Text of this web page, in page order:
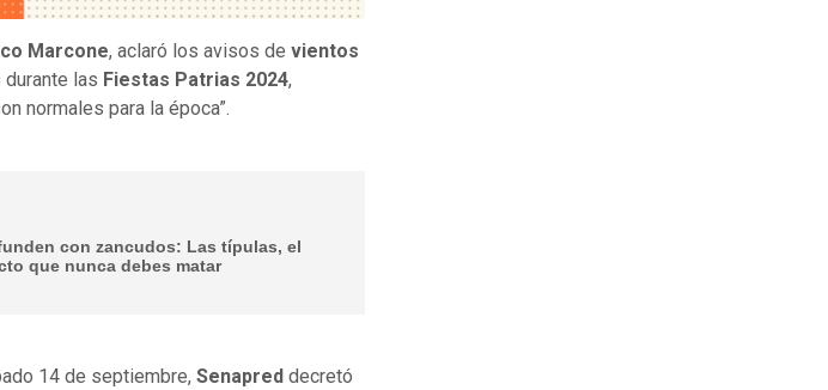
Marcone, aclaró los avisos de vientos
las Fiestas Patrias 2024,
normales para la época”.
con zancudos: Las típulas, el
que nunca debes matar
14 de septiembre, Senapred decretó